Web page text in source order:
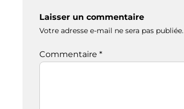
Laisser un commentaire
Votre adresse e-mail ne sera pas publiée.
Commentaire *